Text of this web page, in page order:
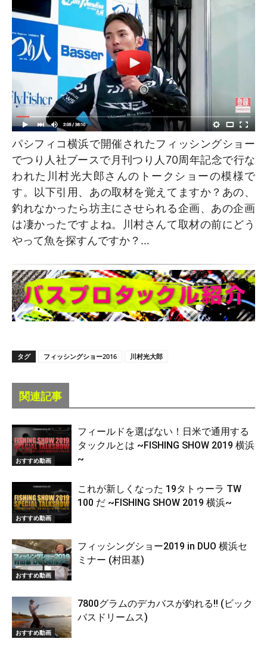
パシフィコ横浜で開催されたフィッシングショー
でつり人社ブースで月刊つり人70周年­記念で行な
われた川村光大郎さんのトークショーの模様で
す。以下引用、あの取材を覚えてますか？あの、
釣れなかったら坊主にさせられる企画、あの企画
は凄かったですよね。川村さんて取材の前にどう
やって魚を探すんですか？…
タグ フィッシングショー2016 川村光大郎
関連記事
おすすめ動画
フィールドを選ばない！日米で通用する
タックルとは ~FISHING SHOW 2019 横浜
~
おすすめ動画
これが新しくなった 19タトゥーラ TW
100 だ ~FISHING SHOW 2019 横浜~
おすすめ動画
フィッシングショー2019 in DUO 横浜セ
ミナー (村田基)
おすすめ動画
7800グラムのデカバスが釣れる!! (ビック
バスドリームス)